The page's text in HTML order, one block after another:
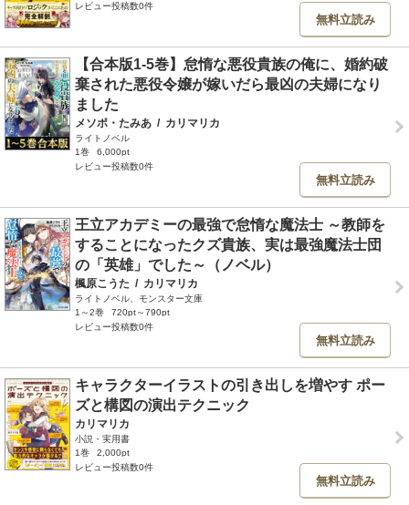
レビュー投稿数0件
無料立読み
【合本版1-5巻】怠惰な悪役貴族の俺に、婚約破
棄された悪役令嬢が嫁いだら最凶の夫婦になり
ました
メソポ・たみあ / カリマリカ
ライトノベル
1巻
6,000pt
レビュー投稿数0件
無料立読み
王立アカデミーの最強で怠惰な魔法士 ～教師を
することになったクズ貴族、実は最強魔法士団
の「英雄」でした～（ノベル）
楓原こうた / カリマリカ
ライトノベル、モンスター文庫
1～2巻
720pt～790pt
レビュー投稿数0件
無料立読み
キャラクターイラストの引き出しを増やす ポー
ズと構図の演出テクニック
カリマリカ
小説・実用書
1巻
2,000pt
レビュー投稿数0件
無料立読み